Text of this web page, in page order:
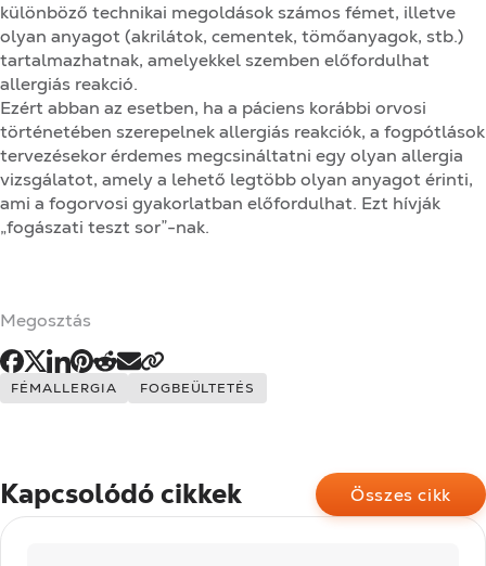
különböző technikai megoldások számos fémet, illetve
olyan anyagot (akrilátok, cementek, tömőanyagok, stb.)
tartalmazhatnak, amelyekkel szemben előfordulhat
allergiás reakció.
Ezért abban az esetben, ha a páciens korábbi orvosi
történetében szerepelnek allergiás reakciók, a fogpótlások
tervezésekor érdemes megcsináltatni egy olyan allergia
vizsgálatot, amely a lehető legtöbb olyan anyagot érinti,
ami a fogorvosi gyakorlatban előfordulhat. Ezt hívják
„fogászati teszt sor”-nak.
Megosztás
Címkék:
FÉMALLERGIA FOGBEÜLTETÉS
Kapcsolódó cikkek Összes cikk